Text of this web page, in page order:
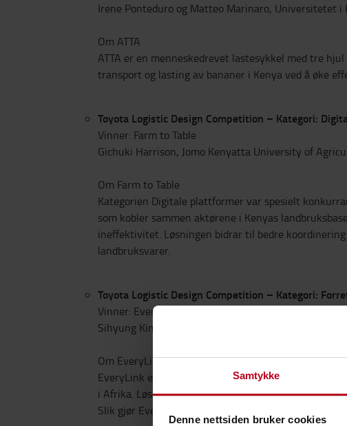
Samtykke
Denne nettsiden bruker cookies
Irene Ponteduro og Matteo Marinaro, Universitetet i
Om ATTA
ATTA er en menneskedrevet lastesykkel med tre
transport og lasting av bananer i Kenya ved å øke
Toyota Logistic Design Competition – Kategori:
Vinner: Farm to Table
Gichuki Harrison, Jomo Kenyatta University of
Om Farm to Table
Kategorien Digitale plattformer var spesielt
som kobler sammen aktørene i Kenyas
ineffektivitet. Løsningen bidrar til bedre
landbruksvarer.
Toyota Logistic Design Competition – Kategori:
Vinner: EveryLink
Sihyung Kim, Kookmin University, Seoul, Sør-Korea.
Om EveryLink
EveryLink er et fellesskapsbasert leveringssystem
i Afrika. Løsningen reduserer kostnader, øker
Slik gjør EveryLink det enklere å nå ut til